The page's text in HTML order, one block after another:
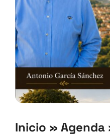
Inicio » Agenda